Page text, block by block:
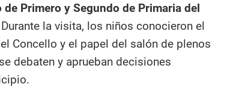
Primero y Segundo de Primaria del
Durante la visita, los niños conocieron el
Concello y el papel del salón de plenos
debaten y aprueban decisiones